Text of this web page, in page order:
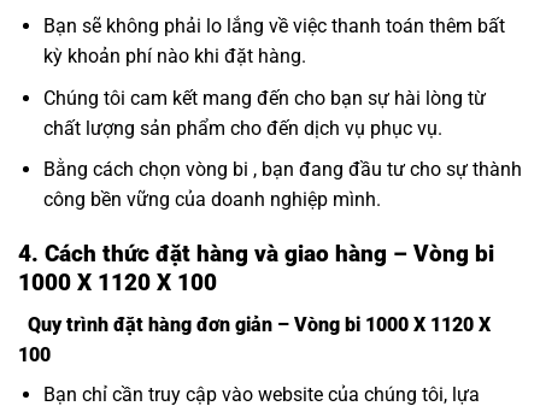
Bạn sẽ không phải lo lắng về việc thanh toán thêm bất
kỳ khoản phí nào khi đặt hàng.
Chúng tôi cam kết mang đến cho bạn sự hài lòng từ
chất lượng sản phẩm cho đến dịch vụ phục vụ.
Bằng cách chọn vòng bi , bạn đang đầu tư cho sự thành
công bền vững của doanh nghiệp mình.
4. Cách thức đặt hàng và giao hàng – Vòng bi
1000 X 1120 X 100
Quy trình đặt hàng đơn giản – Vòng bi 1000 X 1120 X
100
Bạn chỉ cần truy cập vào website của chúng tôi, lựa